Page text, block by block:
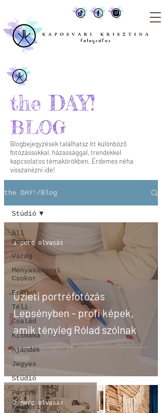
the DAY!
BLOG
Blogbejegyzések találhatsz itt különböző
fotózássokkal, házassággal, trendekkel
kapcsolatos témakörökben. Érdemes néha
visszanézni ide!
the DAY!/Blog
All
Posts
Virág
Menyasszonyi
Csokor
Esküvő
Téli
Család
Kismama
Ajándék
Jegyes
Stúdió
Portré
Kültéri
Stúdió
Üzleti portréfotózás
Lepsényben – profi képek,
amik tényleg Rólad szólnak
1 perc olvasás
2 perc olvasás